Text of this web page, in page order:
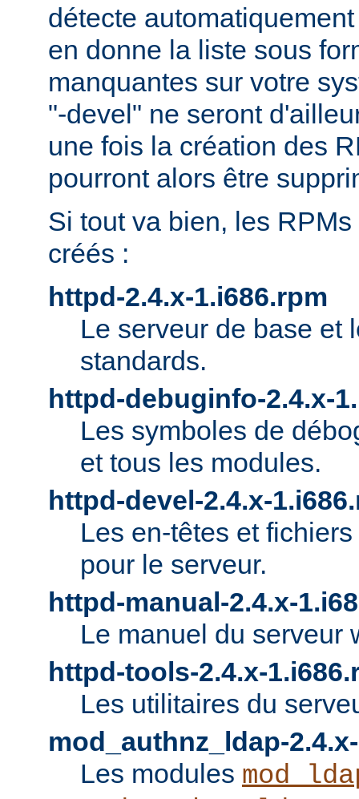
détecte
en donne la liste sous
manquantes sur votre
"-devel" ne seront
une fois la création des
pourront alors être
Si tout va bien, les
créés :
httpd-2.4.x-1.i686.rpm
Le serveur de base et
standards.
httpd-debuginfo-2.4.x-
Les symboles de
et tous les modules.
httpd-devel-2.4.x-
Les en-têtes et
pour le serveur.
httpd-manual-2.4.x-
Le manuel du serveur
httpd-tools-2.4.x-
Les utilitaires du
mod_authnz_ldap-
Les modules